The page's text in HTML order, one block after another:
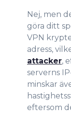
Nej, men
göra ditt
VPN
adress,
attacker,
serverns
minskar
eftersom